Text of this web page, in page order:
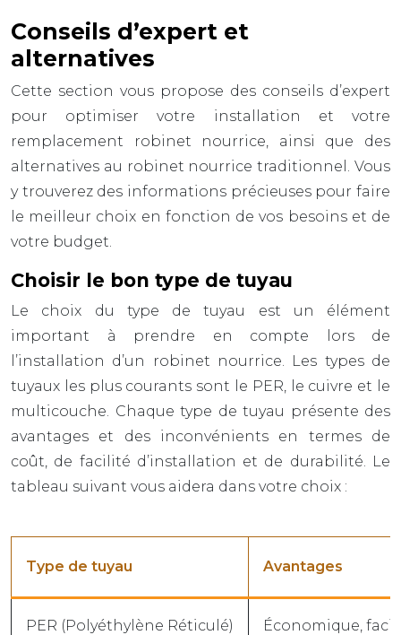
Conseils d’expert et
alternatives
Cette section vous propose des conseils d’expert
pour optimiser votre installation et votre
remplacement robinet nourrice, ainsi que des
alternatives au robinet nourrice traditionnel. Vous
y trouverez des informations précieuses pour faire
le meilleur choix en fonction de vos besoins et de
votre budget.
Choisir le bon type de tuyau
Le choix du type de tuyau est un élément
important à prendre en compte lors de
l’installation d’un robinet nourrice. Les types de
tuyaux les plus courants sont le PER, le cuivre et le
multicouche. Chaque type de tuyau présente des
avantages et des inconvénients en termes de
coût, de facilité d’installation et de durabilité. Le
tableau suivant vous aidera dans votre choix :
Type de tuyau Avantages
PER (Polyéthylène Réticulé) Économique,